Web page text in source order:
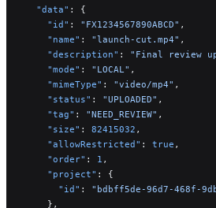
  "data"
: {
    "id"
: "FX1234567890ABCD" ,
    "name"
: "launch-cut.mp4" ,
    "description"
: "Final review
    "mode"
: "LOCAL" ,
    "mimeType"
: "video/mp4" ,
    "status"
: "UPLOADED" ,
    "tag"
: "NEED_REVIEW" ,
    "size"
: 82415032 ,
    "allowRestricted"
: true ,
    "order"
: 1 ,
    "project"
: {
      "id"
: "bdbff5de-96d7-468f-
    },